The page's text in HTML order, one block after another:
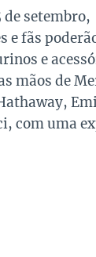
francês
França.
de
criou
que se
para
do